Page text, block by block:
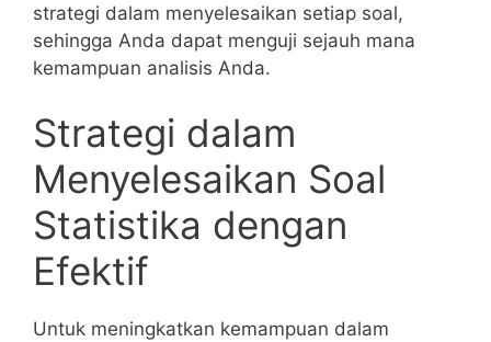
strategi ‌dalam menyelesaikan setiap soal,
sehingga ⁤Anda dapat menguji sejauh mana
kemampuan analisis Anda.
Strategi dalam
Menyelesaikan Soal
Statistika dengan
Efektif
Untuk meningkatkan kemampuan dalam